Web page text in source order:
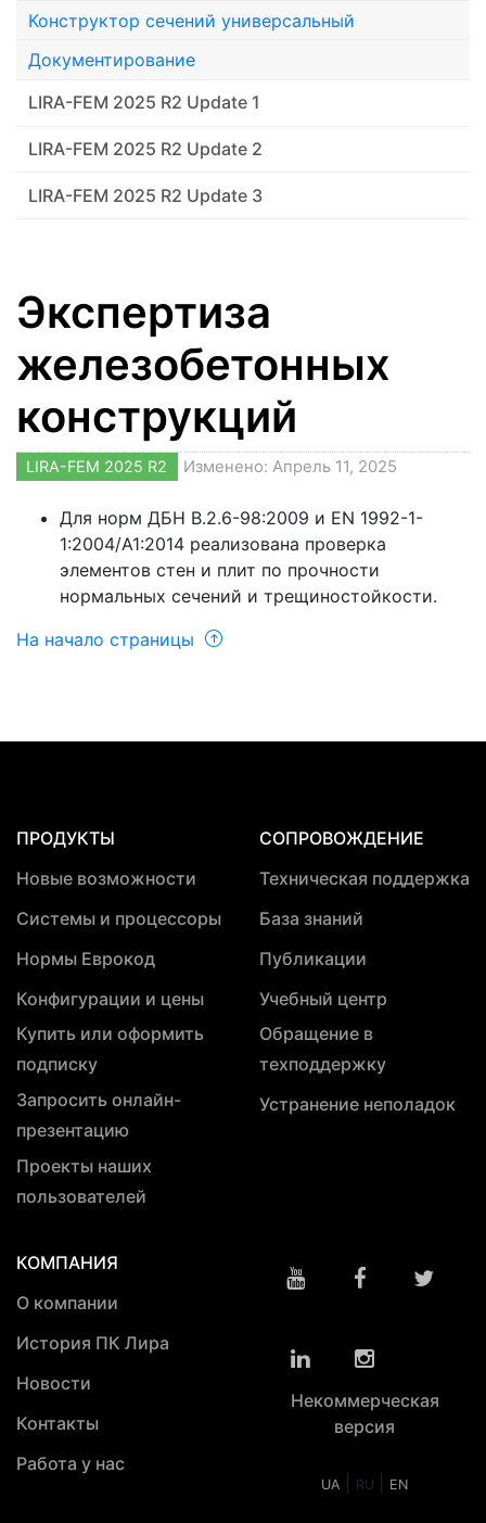
Конструктор сечений универсальный
Документирование
LIRA-FEM 2025 R2 Update 1
LIRA-FEM 2025 R2 Update 2
LIRA-FEM 2025 R2 Update 3
Экспертиза
железобетонных
конструкций
LIRA-FEM 2025 R2 Изменено: Апрель 11, 2025
Для норм ДБН В.2.6-98:2009 и EN 1992-1-
1:2004/А1:2014 реализована проверка
элементов стен и плит по прочности
нормальных сечений и трещиностойкости.
На начало страницы
ПРОДУКТЫ
Новые возможности
Системы и процессоры
Нормы Еврокод
Конфигурации и цены
Купить или оформить
подписку
Запросить онлайн-
презентацию
Проекты наших
пользователей
СОПРОВОЖДЕНИЕ
Техническая поддержка
База знаний
Публикации
Учебный центр
Обращение в
техподдержку
Устранение неполадок
КОМПАНИЯ
О компании
История ПК Лира
Новости
Контакты
Работа у нас
Некоммерческая
версия
UA RU EN